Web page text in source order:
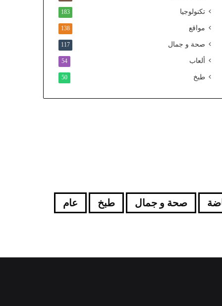
تكنولوجيا 183
مواقع 138
صحة و جمال 117
ألعاب 54
طبخ 50
صحة و جمال طبخ عام